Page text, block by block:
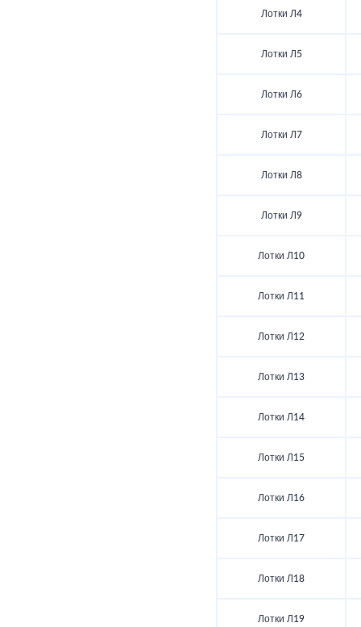
Лотки Л4
Лотки Л5
Лотки Л6
Лотки Л7
Лотки Л8
Лотки Л9
Лотки Л10
Лотки Л11
Лотки Л12
Лотки Л13
Лотки Л14
Лотки Л15
Лотки Л16
Лотки Л17
Лотки Л18
Лотки Л19